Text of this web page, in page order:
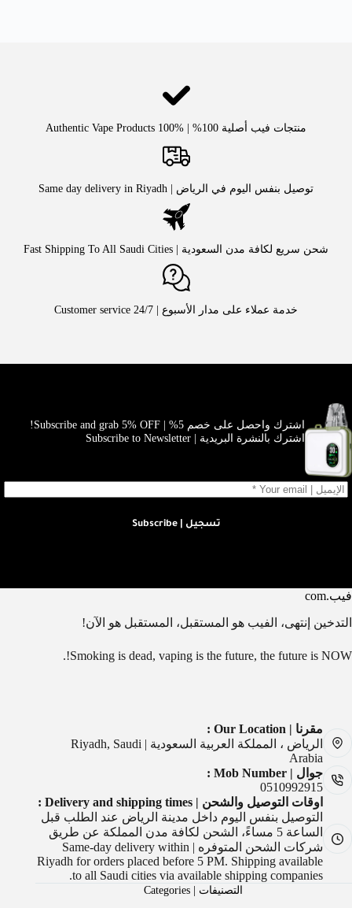
منتجات فيب أصلية 100% | Authentic Vape Products 100%
توصيل بنفس اليوم في الرياض | Same day delivery in Riyadh
شحن سريع لكافة مدن السعودية | Fast Shipping To All Saudi Cities
خدمة عملاء على مدار الأسبوع | Customer service 24/7
اشترك واحصل على خصم 5% | Subscribe and grab 5% OFF!
اشترك بالنشرة البريدية | Subscribe to Newsletter
تسجيل | Subscribe
فيب.com
التدخين إنتهى، الفيب هو المستقبل، المستقبل هو الآن!
Smoking is dead, vaping is the future, the future is NOW!.
مقرنا | Our Location :
الرياض ، المملكة العربية السعودية | Riyadh, Saudi
Arabia
جوال | Mob Number :
0510992915
اوقات التوصيل والشحن | Delivery and shipping times :
التوصيل بنفس اليوم داخل مدينة الرياض عند الطلب قبل
الساعة 5 مساءً، الشحن لكافة مدن المملكة عن طريق
شركات الشحن المتوفره | Same-day delivery within
Riyadh for orders placed before 5 PM. Shipping available
to all Saudi cities via available shipping companies.
التصنيفات | Categories